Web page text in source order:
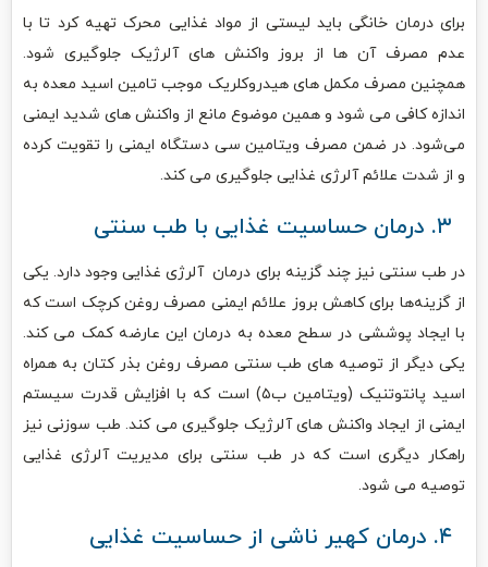
برای درمان خانگی باید لیستی از مواد غذایی محرک تهیه کرد تا با
عدم مصرف آن‌ ها از بروز واکنش‌ های آلرژیک جلوگیری شود.
همچنین مصرف مکمل‌ های هیدروکلریک موجب تامین اسید معده به
اندازه کافی می‌ شود و همین موضوع مانع از واکنش‌ های شدید ایمنی
می‌شود. در ضمن مصرف ویتامین سی دستگاه ایمنی را تقویت کرده
و از شدت علائم آلرژی غذایی جلوگیری می ‌کند.
در طب سنتی نیز چند گزینه برای درمان آلرژی غذایی وجود دارد. یکی
از گزینه‌ها برای کاهش بروز علائم ایمنی مصرف روغن کرچک است که
با ایجاد پوششی در سطح معده به درمان این عارضه کمک می‌ کند.
یکی دیگر از توصیه‌ های طب سنتی مصرف روغن بذر کتان به همراه
اسید پانتوتنیک (ویتامین ب۵) است که با افزایش قدرت سیستم
ایمنی از ایجاد واکنش ‌های آلرژیک جلوگیری می ‌کند. طب سوزنی نیز
راهکار دیگری است که در طب سنتی برای مدیریت آلرژی غذایی
توصیه می ‌شود.